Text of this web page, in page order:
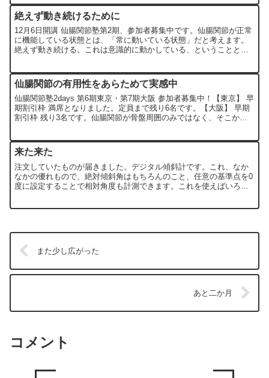
絶えず動き続けるために
12月6日開講 仙腸関節塾第2期、参加者募集中です。仙腸関節が正常
に機能している状態とは、「常に動いている状態」だと考えます。
絶えず動き続ける。これは意識的に動かしている、ということとは
仙腸関節の有用性をあらためて実感中
仙腸関節塾2days 第6期東京・第7期大阪 参加者募集中！【東京】 早
期割引枠 満席となりました。定員まで残り6名です。【大阪】 早期
割引枠 残り3名です。仙腸関節が骨盤周囲のみではなく、そこから
来た来た
注文していたものが届きました。デジタル傾斜計です。これ、なか
なかの優れもので、絶対傾斜角はもちろんのこと、任意の基準点を0
度に設定することで相対角度も計測できます。これを使えばいろん
また少し広がった
あと二か月
コメント